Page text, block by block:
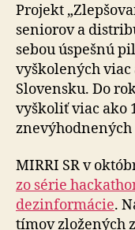
Projekt
seniorov a
sebou úspešnú
vyškolených viac
Slovensku. Do
vyškoliť viac ako
znevýhodnených
MIRRI SR v
zo série
dezinformácie.
tímov zložených